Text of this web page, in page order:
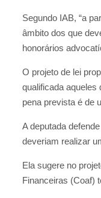
Segundo IAB, “a
âmbito dos que
honorários
O projeto de lei
qualificada aqueles
pena prevista é de
A deputada
deveriam realizar
Ela sugere no
Financeiras (Coaf)